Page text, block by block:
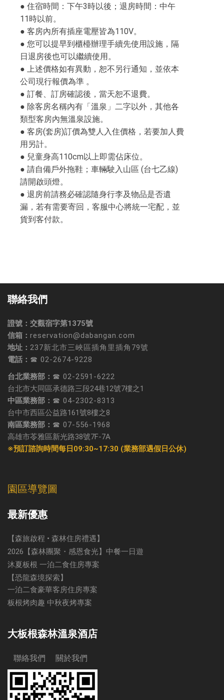
● 住宿時間：下午3時以後；退房時間：中午
11時以前。
● 客房內所有插座電壓皆為110V。
● 您可以提早到櫃檯辦理手續先使用設施，隔
日退房後也可以繼續使用。
● 上述價格如有異動，恕不另行通知，並依本
公司現行報價為準 。
● 訂餐、訂房確認後，當天恕不退費。
● 除客房名稱內有「溫泉」二字以外，其他各
類型客房內無溫泉設施。
● 客房(套房)訂價為雙人入住價格，若要加人費
用另計。
● 兒童身高110cm以上即需佔床位。
● 請自備戶外拖鞋；車輛駛入山區 (台七乙線)
請開啟頭燈。
● 退房前請務必確認隨身行李及物品是否遺
漏，若有需要寄回，客服中心將統一宅配，並
貨到客付款。
聯絡我們
證號：交觀宿字第1375號
信箱： reservation@dabangan.com
地址： 237新北市三峽區插角里插角79號
電話： ☎ 02-2674-9228
台北業務部： ☎ 02-2591-6222
台北市大同區承德路三段24巷12號7樓之1
中區業務部： ☎ 04-2302-8313
台中市西區公益路161號8樓之8
南區業務部： ☎ 07-556-1968
高雄市苓雅區新光路38號7F-7A
※預訂諮詢時間每日09:30~17:30 (業務部遇假日公休)
園區導覽圖
最新優惠
【森旅啟程 • 森林住房禮遇】
2026【森林團聚・感恩食光】中餐一日遊
沐夏板根 一泊二食住房專案
【恐龍森境探索】
一泊二食豪華客房住房專案
板根烤肉趣 中秋夜烤專案
大板根森林溫泉酒店
聯絡我們 關於我們